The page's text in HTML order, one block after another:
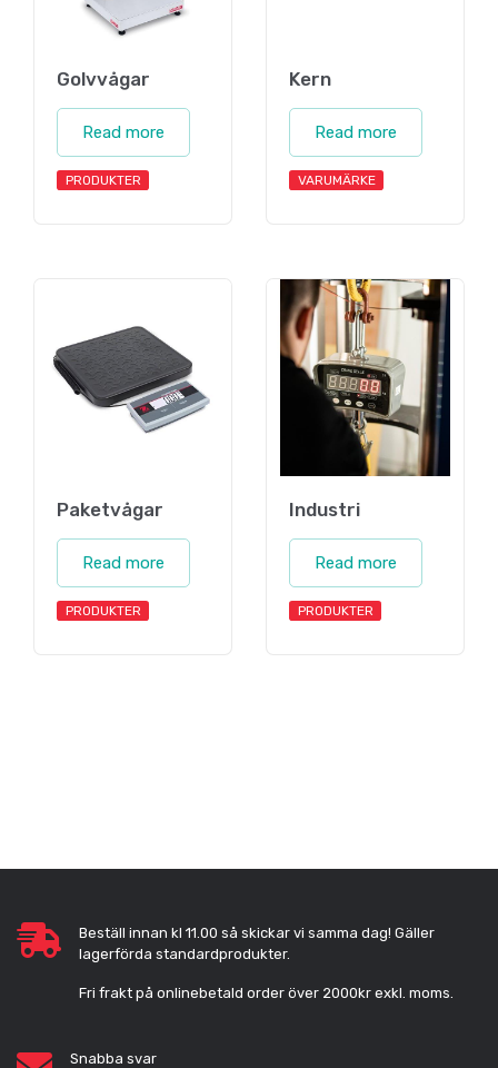
Golvvågar
Read more
PRODUKTER
Kern
Read more
VARUMÄRKE
Paketvågar
Read more
PRODUKTER
Industri
Read more
PRODUKTER
Beställ innan kl 11.00 så skickar vi samma dag! Gäller
lagerförda standardprodukter.
Fri frakt på onlinebetald order över 2000kr exkl. moms.
Snabba svar